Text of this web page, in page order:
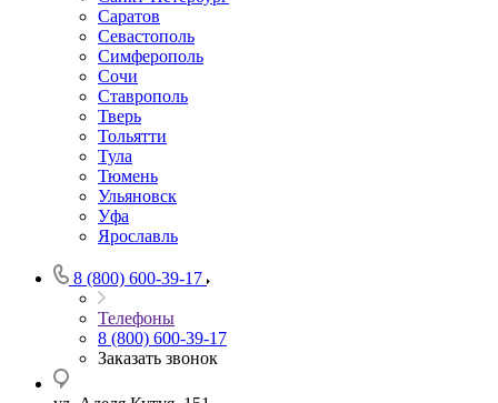
Саратов
Севастополь
Симферополь
Сочи
Ставрополь
Тверь
Тольятти
Тула
Тюмень
Ульяновск
Уфа
Ярославль
8 (800) 600-39-17
Телефоны
8 (800) 600-39-17
Заказать звонок